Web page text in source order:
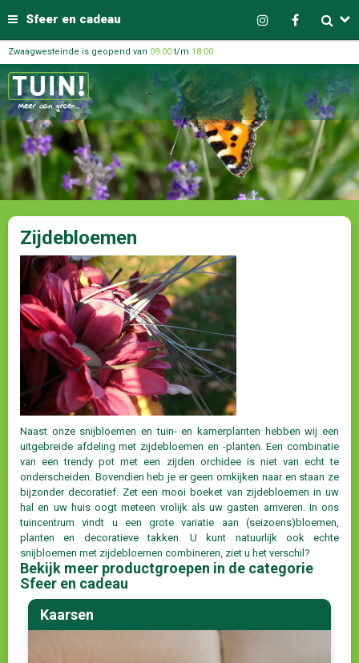
Sfeer en cadeau
Zwaagwesteinde is geopend van 09:00 t/m 18:00
Zijdebloemen
Naast onze snijbloemen en tuin- en kamerplanten hebben wij een
uitgebreide afdeling met zijdebloemen en -planten. Een combinatie
van een trendy pot met een zijden orchidee is niet van echt te
onderscheiden. Bovendien heb je er geen omkijken naar en staan ze
bijzonder decoratief. Zet een mooi boeket van zijdebloemen in uw
hal en uw huis oogt meteen vrolijk als uw gasten arriveren. In ons
tuincentrum vindt u een grote variatie aan (seizoens)bloemen,
planten en decoratieve takken. U kunt natuurlijk ook echte
snijbloemen met zijdebloemen combineren, ziet u het verschil?
Bekijk meer productgroepen in de categorie
Sfeer en cadeau
Kaarsen